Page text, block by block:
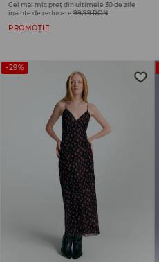
Cel mai mic preț din ultimele 30 de zile
înainte de reducere 99,99 RON
PROMOȚIE
-29%